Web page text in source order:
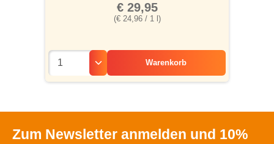
(€ 24,96 / 1 l)
€ 29,95
Warenkorb
Zum Newsletter anmelden und 10%